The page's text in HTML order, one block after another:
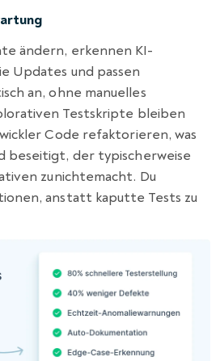
ändern, erkennen KI-
Updates und passen
an, ohne manuelles
Testskripte bleiben
Code refaktorieren, was
beseitigt, der typischerweise
zunichtemacht. Du
anstatt kaputte Tests zu